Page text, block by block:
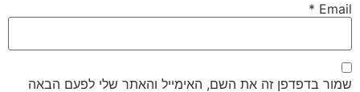
Email
*
שמור בדפדפן זה את השם, האימייל והאתר שלי לפעם הבאה